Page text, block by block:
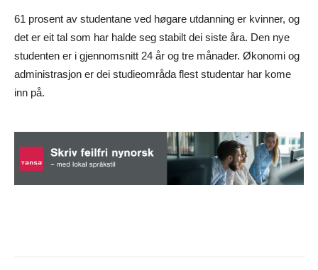
61 prosent av studentane ved høgare utdanning er kvinner, og
det er eit tal som har halde seg stabilt dei siste åra. Den nye
studenten er i gjennomsnitt 24 år og tre månader. Økonomi og
administrasjon er dei studieområda flest studentar har kome
inn på.